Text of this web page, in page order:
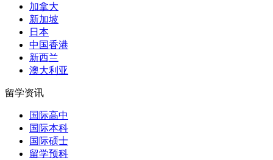
加拿大
新加坡
日本
中国香港
新西兰
澳大利亚
留学资讯
国际高中
国际本科
国际硕士
留学预科